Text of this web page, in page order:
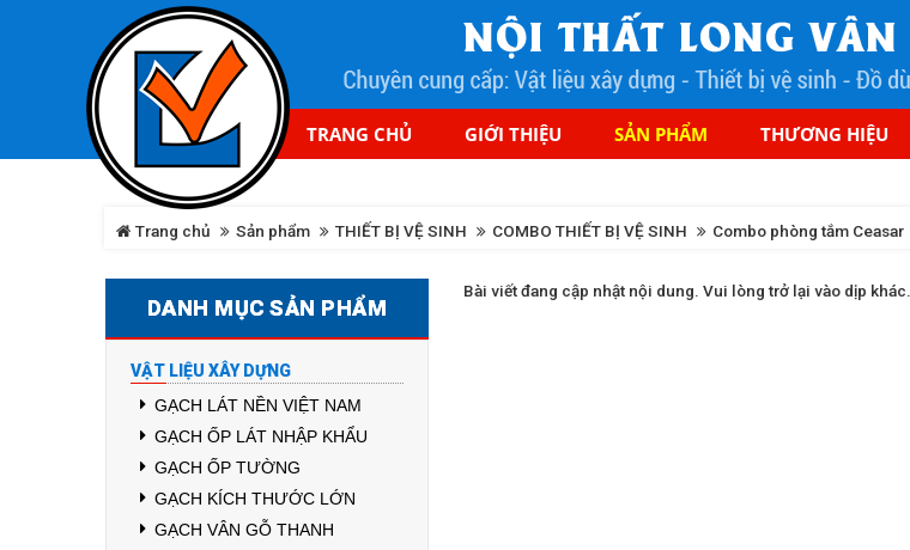
TRANG CHỦ GIỚI THIỆU SẢN PHẨM THƯƠNG HIỆU
Trang chủ Sản phẩm THIẾT BỊ VỆ SINH COMBO THIẾT BỊ VỆ SINH Combo phòng tắm Ceasar
DANH MỤC SẢN PHẨM
VẬT LIỆU XÂY DỰNG
GẠCH LÁT NỀN VIỆT NAM
GẠCH ỐP LÁT NHẬP KHẨU
GẠCH ỐP TƯỜNG
GẠCH KÍCH THƯỚC LỚN
GẠCH VÂN GỖ THANH
Bài viết đang cập nhật nội dung. Vui lòng trở lại vào dịp khác.